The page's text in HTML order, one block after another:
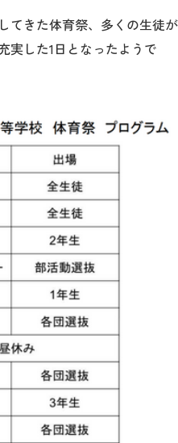
てきた体育祭、多くの生徒が
実した1日となったようで